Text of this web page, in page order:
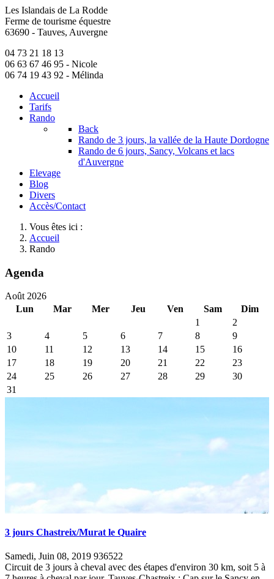
Les Islandais de La Rodde
Ferme de tourisme équestre
63690 - Tauves, Auvergne
04 73 21 18 13
06 63 67 46 95 - Nicole
06 74 19 43 92 - Mélinda
Accueil
Tarifs
Rando
Back
Rando de 3 jours, la vallée de la Haute Dordogne
Rando de 6 jours, Sancy, Volcans et lacs
d'Auvergne
Elevage
Blog
Divers
Accès/Contact
Vous êtes ici :
Accueil
Rando
Agenda
précédente
précédent
suivante
suivant
Août 2026
Lun
Mar Mer Jeu Ven Sam
Dim
1
2
3
4 5 6 7 8
9
10
11 12 13 14 15
16
17
18 19 20 21 22
23
24
25 26 27 28 29
30
31
3 jours Chastreix/Murat le Quaire
Samedi, Juin 08, 2019 936522
Circuit de 3 jours à cheval avec des étapes d'environ 30 km, soit 5 à